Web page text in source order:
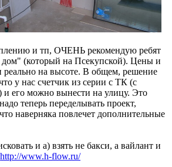
и тп, ОЧЕНЬ рекомендую ребят
(который на Псекупской). Цены и
реально на высоте. В общем, решение
у нас счетчик из серии с ТК (с
и его можно вынести на улицу. Это
теперь переделывать проект,
наверняка повлечет дополнительные
и а) взять не бакси, а вайлант и
http://www.h-flow.ru/